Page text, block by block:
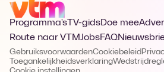
Programma's TV-gidsDoe mee
Route naar VTMJobsFAQ
GebruiksvoorwaardenCookiebeleid
Toegankelijkheidsverklaring